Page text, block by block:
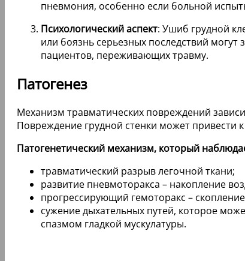
пневмония, особенно если больной
Психологический аспект: Ушиб грудной
или боязнь серьезных последствий
пациентов, переживающих травму.
Патогенез
Механизм травматических повреждений
Повреждение грудной стенки может привести
Патогенетический механизм, который
травматический разрыв легочной ткани;
развитие пневмоторакса – накопление
прогрессирующий гемоторакс –
сужение дыхательных путей, которое
спазмом гладкой мускулатуры.